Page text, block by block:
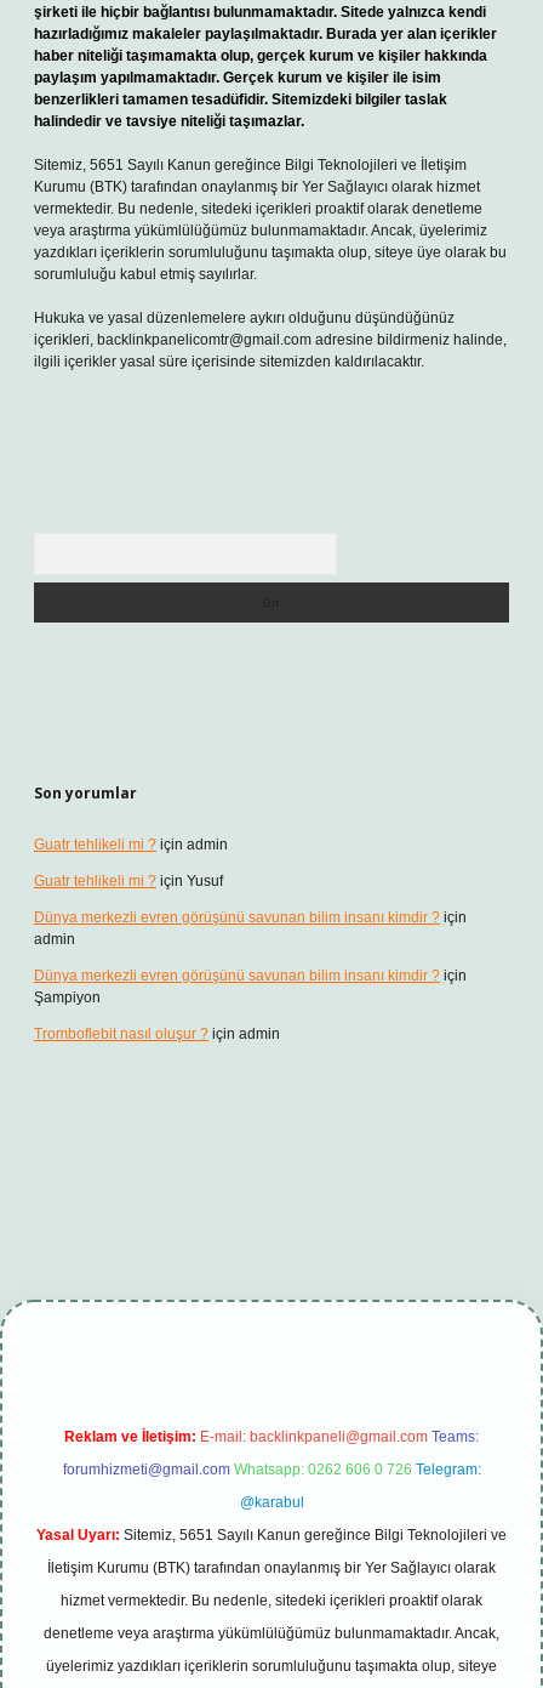
şirketi ile hiçbir bağlantısı bulunmamaktadır. Sitede yalnızca kendi
hazırladığımız makaleler paylaşılmaktadır. Burada yer alan içerikler
haber niteliği taşımamakta olup, gerçek kurum ve kişiler hakkında
paylaşım yapılmamaktadır. Gerçek kurum ve kişiler ile isim
benzerlikleri tamamen tesadüfidir. Sitemizdeki bilgiler taslak
halindedir ve tavsiye niteliği taşımazlar.
Sitemiz, 5651 Sayılı Kanun gereğince Bilgi Teknolojileri ve İletişim
Kurumu (BTK) tarafından onaylanmış bir Yer Sağlayıcı olarak hizmet
vermektedir. Bu nedenle, sitedeki içerikleri proaktif olarak denetleme
veya araştırma yükümlülüğümüz bulunmamaktadır. Ancak, üyelerimiz
yazdıkları içeriklerin sorumluluğunu taşımakta olup, siteye üye olarak bu
sorumluluğu kabul etmiş sayılırlar.
Hukuka ve yasal düzenlemelere aykırı olduğunu düşündüğünüz
içerikleri, backlinkpanelicomtr@gmail.com adresine bildirmeniz halinde,
ilgili içerikler yasal süre içerisinde sitemizden kaldırılacaktır.
Son yorumlar
Guatr tehlikeli mi ? için admin
Guatr tehlikeli mi ? için Yusuf
Dünya merkezli evren görüşünü savunan bilim insanı kimdir ? için
admin
Dünya merkezli evren görüşünü savunan bilim insanı kimdir ? için
Şampiyon
Tromboflebit nasıl oluşur ? için admin
tambet girişbetexper güncel
Reklam ve İletişim: E-mail: backlinkpaneli@gmail.com Teams:
forumhizmeti@gmail.com Whatsapp: 0262 606 0 726 Telegram:
@karabul
Yasal Uyarı: Sitemiz, 5651 Sayılı Kanun gereğince Bilgi Teknolojileri ve
İletişim Kurumu (BTK) tarafından onaylanmış bir Yer Sağlayıcı olarak
hizmet vermektedir. Bu nedenle, sitedeki içerikleri proaktif olarak
denetleme veya araştırma yükümlülüğümüz bulunmamaktadır. Ancak,
üyelerimiz yazdıkları içeriklerin sorumluluğunu taşımakta olup, siteye